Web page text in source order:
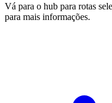
Vá para o hub para rotas
para mais informações.